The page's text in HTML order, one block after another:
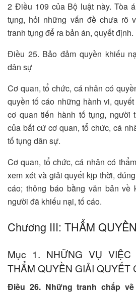
2 Điều 109 của Bộ luật này. Tòa
tụng, hỏi những vấn đề chưa rõ
tranh tụng để ra bản án, quyết định.
Điều 25. Bảo đảm quyền khiếu
dân sự
Cơ quan, tổ chức, cá nhân có
quyền tố cáo những hành vi,
cơ quan tiến hành tố tụng, người
của bất cứ cơ quan, tổ chức, cá
tố tụng dân sự.
Cơ quan, tổ chức, cá nhân có
xem xét và giải quyết kịp thời,
cáo; thông báo bằng văn bản về
người đã khiếu nại, tố cáo.
Chương III: THẨM
Mục 1. NHỮNG VỤ VIỆC
THẨM QUYỀN GIẢI QUYẾT
Điều 26. Những tranh chấp